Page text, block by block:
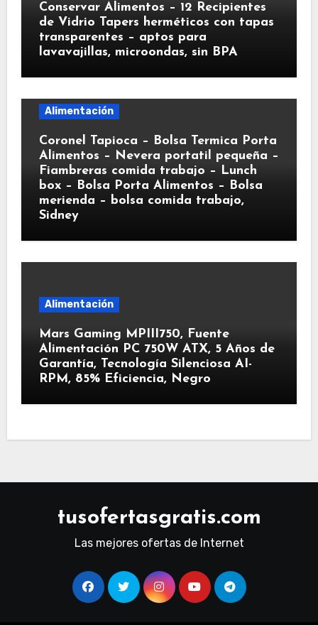
Conservar Alimentos – 12 Recipientes
de Vidrio Tapers herméticos con tapas
transparentes – aptos para
lavavajillas, microondas, sin BPA
Alimentación
Coronel Tapioca – Bolsa Termica Porta
Alimentos – Nevera portatil pequeña –
Fiambreras comida trabajo – Lunch
box – Bolsa Porta Alimentos – Bolsa
merienda – bolsa comida trabajo,
Sidney
Alimentación
Mars Gaming MPIII750, Fuente
Alimentación PC 750W ATX, 5 Años de
Garantía, Tecnología Silenciosa AI-
RPM, 85% Eficiencia, Negro
tusofertasgratis.com
Las mejores ofertas de Internet